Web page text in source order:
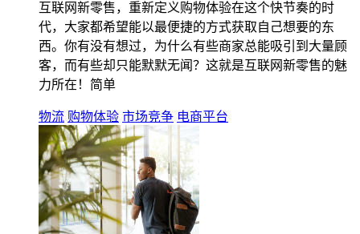
互联网新零售，重新定义购物体验在这个快节奏的时
代，大家都希望能以最便捷的方式获取自己想要的东
西。你有没有想过，为什么有些商家总能吸引到大量顾
客，而有些却只能默默无闻？这就是互联网新零售的魅
力所在！简单
物流 购物体验 市场竞争 电商平台